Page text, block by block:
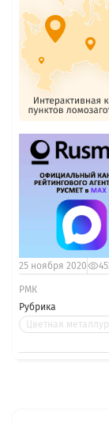
Рубрика
Цветная
25 ноября 2020
РМК